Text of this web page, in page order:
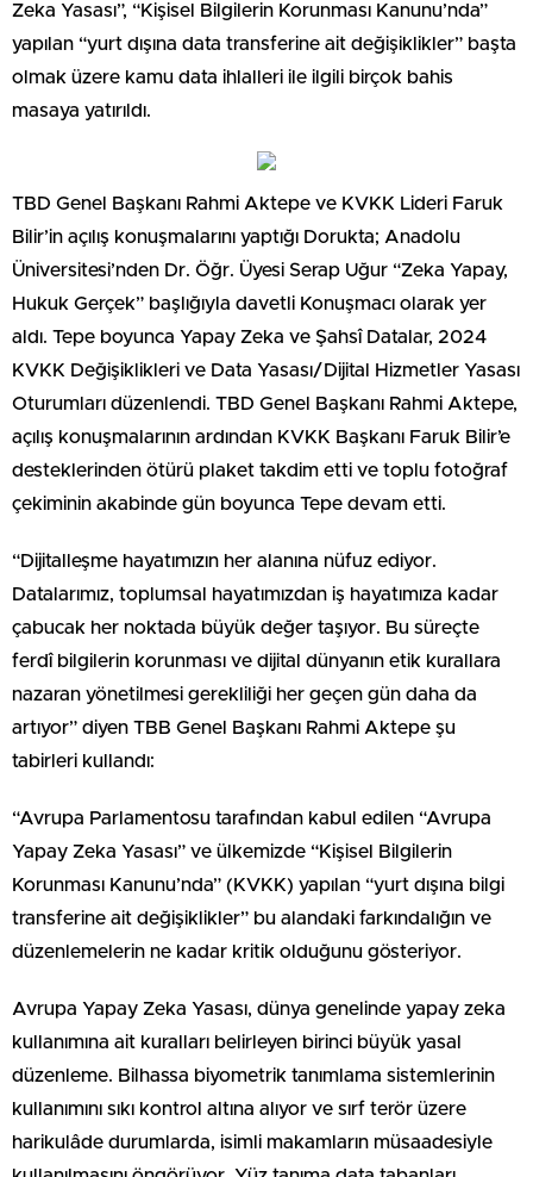
Zeka Yasası”, “Kişisel Bilgilerin Korunması Kanunu’nda”
yapılan “yurt dışına data transferine ait değişiklikler” başta
olmak üzere kamu data ihlalleri ile ilgili birçok bahis
masaya yatırıldı.
TBD Genel Başkanı Rahmi Aktepe ve KVKK Lideri Faruk
Bilir’in açılış konuşmalarını yaptığı Dorukta; Anadolu
Üniversitesi’nden Dr. Öğr. Üyesi Serap Uğur “Zeka Yapay,
Hukuk Gerçek” başlığıyla davetli Konuşmacı olarak yer
aldı. Tepe boyunca Yapay Zeka ve Şahsî Datalar, 2024
KVKK Değişiklikleri ve Data Yasası/Dijital Hizmetler Yasası
Oturumları düzenlendi. TBD Genel Başkanı Rahmi Aktepe,
açılış konuşmalarının ardından KVKK Başkanı Faruk Bilir’e
desteklerinden ötürü plaket takdim etti ve toplu fotoğraf
çekiminin akabinde gün boyunca Tepe devam etti.
“Dijitalleşme hayatımızın her alanına nüfuz ediyor.
Datalarımız, toplumsal hayatımızdan iş hayatımıza kadar
çabucak her noktada büyük değer taşıyor. Bu süreçte
ferdî bilgilerin korunması ve dijital dünyanın etik kurallara
nazaran yönetilmesi gerekliliği her geçen gün daha da
artıyor” diyen TBB Genel Başkanı Rahmi Aktepe şu
tabirleri kullandı:
“Avrupa Parlamentosu tarafından kabul edilen “Avrupa
Yapay Zeka Yasası” ve ülkemizde “Kişisel Bilgilerin
Korunması Kanunu’nda” (KVKK) yapılan “yurt dışına bilgi
transferine ait değişiklikler” bu alandaki farkındalığın ve
düzenlemelerin ne kadar kritik olduğunu gösteriyor.
Avrupa Yapay Zeka Yasası, dünya genelinde yapay zeka
kullanımına ait kuralları belirleyen birinci büyük yasal
düzenleme. Bilhassa biyometrik tanımlama sistemlerinin
kullanımını sıkı kontrol altına alıyor ve sırf terör üzere
harikulâde durumlarda, isimli makamların müsaadesiyle